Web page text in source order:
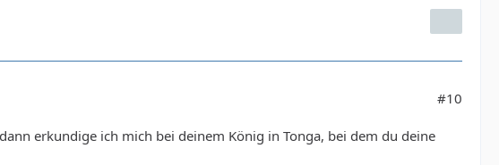
#10
erkundige ich mich bei deinem König in Tonga, bei dem du deine